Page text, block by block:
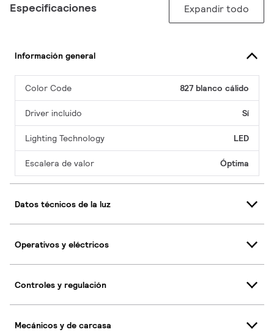
Especificaciones Expandir todo
Información general
Color Code 827 blanco cálido
Driver incluido Sí
Lighting Technology LED
Escalera de valor Óptima
Datos técnicos de la luz
Operativos y eléctricos
Controles y regulación
Mecánicos y de carcasa